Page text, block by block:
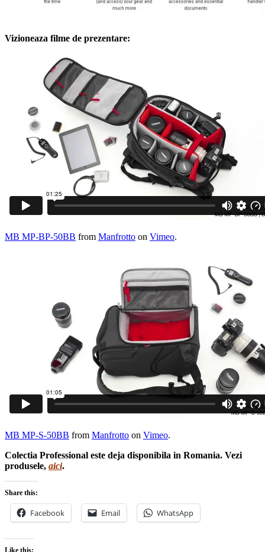
Vizioneaza filme de prezentare:
MB MP-BP-50BB from Manfrotto on Vimeo.
MB MP-S-50BB from Manfrotto on Vimeo.
Colectia Professional este deja disponibila in Romania. Vezi
produsele, aici.
Share this:
Facebook Email WhatsApp
Like this: